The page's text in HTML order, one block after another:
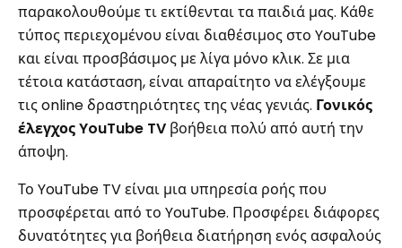
παρακολουθούμε τι εκτίθενται τα παιδιά μας. Κάθε
τύπος περιεχομένου είναι διαθέσιμος στο YouTube
και είναι προσβάσιμος με λίγα μόνο κλικ. Σε μια
τέτοια κατάσταση, είναι απαραίτητο να ελέγξουμε
τις online δραστηριότητες της νέας γενιάς. Γονικός
έλεγχος YouTube TV βοήθεια πολύ από αυτή την
άποψη.
Το YouTube TV είναι μια υπηρεσία ροής που
προσφέρεται από το YouTube. Προσφέρει διάφορες
δυνατότητες για βοήθεια διατήρηση ενός ασφαλούς